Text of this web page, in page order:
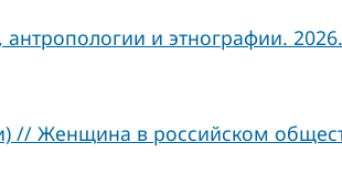
и этнографии.
// Женщина в российском